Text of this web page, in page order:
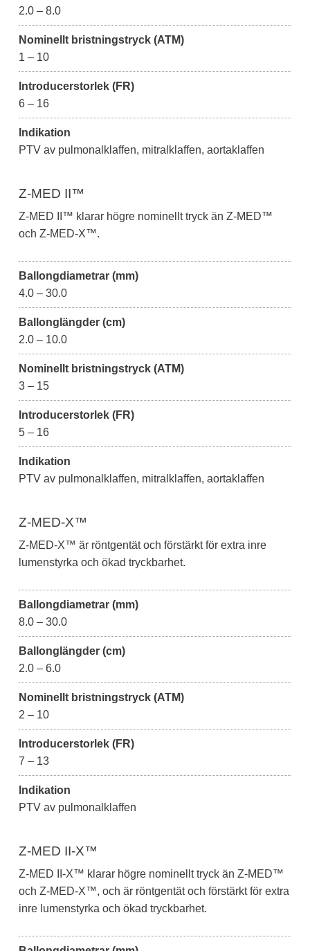
2.0 – 8.0
Nominellt bristningstryck (ATM)
1 – 10
Introducerstorlek (FR)
6 – 16
Indikation
PTV av pulmonalklaffen, mitralklaffen, aortaklaffen
Z-MED II™
Z-MED II™ klarar högre nominellt tryck än Z-MED™
och Z-MED-X™.
Ballongdiametrar (mm)
4.0 – 30.0
Ballonglängder (cm)
2.0 – 10.0
Nominellt bristningstryck (ATM)
3 – 15
Introducerstorlek (FR)
5 – 16
Indikation
PTV av pulmonalklaffen, mitralklaffen, aortaklaffen
Z-MED-X™
Z-MED-X™ är röntgentät och förstärkt för extra inre
lumenstyrka och ökad tryckbarhet.
Ballongdiametrar (mm)
8.0 – 30.0
Ballonglängder (cm)
2.0 – 6.0
Nominellt bristningstryck (ATM)
2 – 10
Introducerstorlek (FR)
7 – 13
Indikation
PTV av pulmonalklaffen
Z-MED II-X™
Z-MED II-X™ klarar högre nominellt tryck än Z-MED™
och Z-MED-X™, och är röntgentät och förstärkt för extra
inre lumenstyrka och ökad tryckbarhet.